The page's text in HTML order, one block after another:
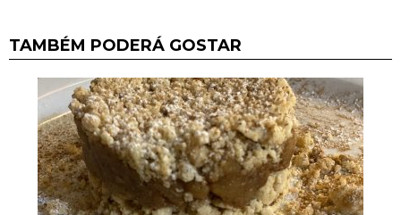
TAMBÉM PODERÁ GOSTAR